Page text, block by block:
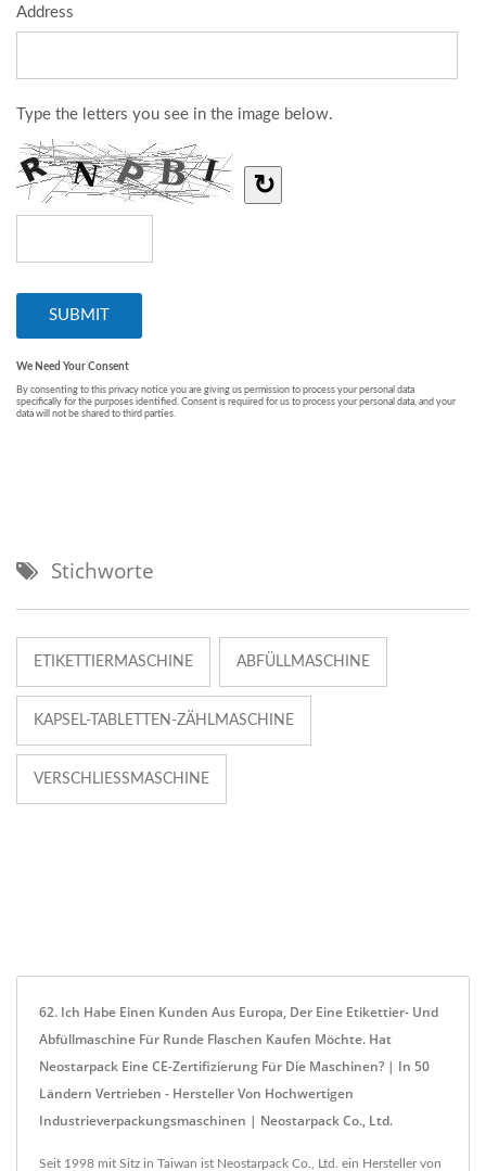
Stichworte
ETIKETTIERMASCHINE ABFÜLLMASCHINE
KAPSEL-TABLETTEN-ZÄHLMASCHINE
VERSCHLIESSMASCHINE
62. Ich Habe Einen Kunden Aus Europa, Der Eine Etikettier- Und
Abfüllmaschine Für Runde Flaschen Kaufen Möchte. Hat
Neostarpack Eine CE-Zertifizierung Für Die Maschinen? | In 50
Ländern Vertrieben - Hersteller Von Hochwertigen
Industrieverpackungsmaschinen | Neostarpack Co., Ltd.
Seit 1998 mit Sitz in Taiwan ist Neostarpack Co., Ltd. ein Hersteller von